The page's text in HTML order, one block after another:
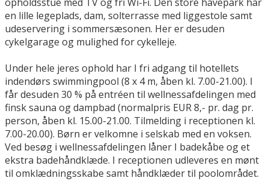
en lille legeplads, dam, solterrasse med liggestole samt
udeservering i sommersæsonen. Her er desuden
cykelgarage og mulighed for cykelleje.
Under hele jeres ophold har I fri adgang til hotellets
indendørs swimmingpool (8 x 4 m, åben kl. 7.00-21.00). I
får desuden 30 % på entréen til wellnessafdelingen med
finsk sauna og dampbad (normalpris EUR 8,- pr. dag pr.
person, åben kl. 15.00-21.00. Tilmelding i receptionen kl.
7.00-20.00). Børn er velkomne i selskab med en voksen.
Ved besøg i wellnessafdelingen låner I badekåbe og et
ekstra badehåndklæde. I receptionen udleveres en mønt
til omklædningsskabe samt håndklæder til poolområdet.